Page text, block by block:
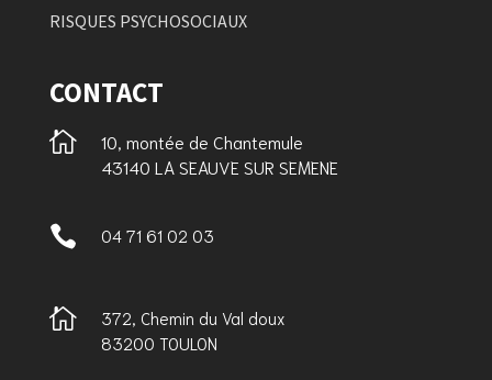
RISQUES PSYCHOSOCIAUX
CONTACT

10, montée de Chantemule
43140 LA SEAUVE SUR SEMENE
 04 71 61 02 03

372, Chemin du Val doux
83200 TOULON